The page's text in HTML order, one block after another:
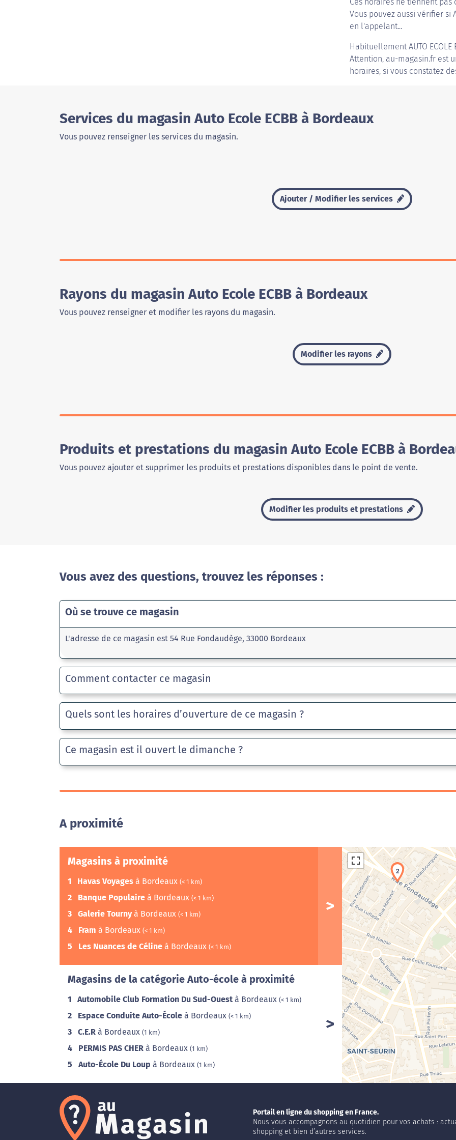
Vous pouvez aussi vérifier si
en l'appelant...
HabituellementAUTO ECOLE
Attention, au-magasin.fr est
horaires, si vous constatez
Services du magasin Auto Ecole ECBB à Bordeaux
Vous pouvez renseigner les services du magasin.
Ajouter / Modifier les services
Rayons du magasin Auto Ecole ECBB à Bordeaux
Vous pouvez renseigner et modifier les rayons du magasin.
Modifier les rayons
Produits et prestations du magasin Auto Ecole ECBB à
Vous pouvez ajouter et supprimer les produits et prestations disponibles dans le point de vente.
Modifier les produits et prestations
Vous avez des questions, trouvez les réponses :
Où se trouve ce magasin
L'adresse de ce magasin est 54 Rue Fondaudège, 33000 Bordeaux
Comment contacter ce magasin
Quels sont les horaires d’ouverture de ce magasin ?
Ce magasin est il ouvert le dimanche ?
A proximité
Magasins à proximité
1 Havas Voyages à Bordeaux (< 1 km)
2 Banque Populaire à Bordeaux (< 1 km)
3 Galerie Tournyà Bordeaux (< 1 km)
4 Fram à Bordeaux (< 1 km)
5 Les Nuances de Céline à Bordeaux (< 1 km)
Magasins de la catégorie Auto-école à proximité
1 Automobile Club Formation Du Sud-Ouest à Bordeaux (< 1 km)
2 Espace Conduite Auto-École à Bordeaux (< 1 km)
3 C.E.R à Bordeaux (1 km)
4 PERMIS PAS CHER à Bordeaux (1 km)
5 Auto-École Du Loup à Bordeaux (1 km)
2
Portail en ligne du shopping en France.
Nous vous accompagnons au quotidien pour vos achats :
shopping et bien d’autres services.